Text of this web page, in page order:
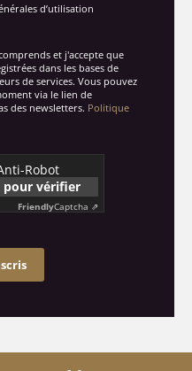
d’utilisation
et j'accepte que
dans les bases de
de services. Vous pouvez
via le lien de
des newsletters. Politique
Robot
pour vérifier
FriendlyCaptcha ⇗